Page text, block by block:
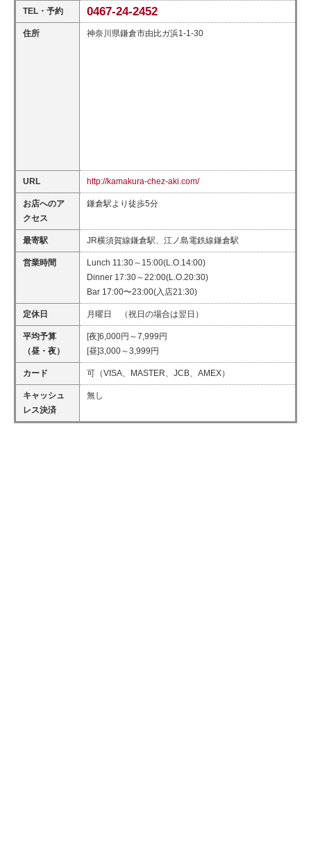
TEL・予約 0467-24-2452
住所 神奈川県鎌倉市由比ガ浜1-1-30
URL http://kamakura-chez-aki.com/
お店へのア
クセス
鎌倉駅より徒歩5分
最寄駅 JR横須賀線鎌倉駅、江ノ島電鉄線鎌倉駅
営業時間
Lunch 11:30～15:00(L.O.14:00)
Dinner 17:30～22:00(L.O.20:30)
Bar 17:00〜23:00(入店21:30)
定休日 月曜日 （祝日の場合は翌日）
平均予算
（昼・夜）
[夜]6,000円～7,999円
[昼]3,000～3,999円
カード 可（VISA、MASTER、JCB、AMEX）
キャッシュ
レス決済
無し